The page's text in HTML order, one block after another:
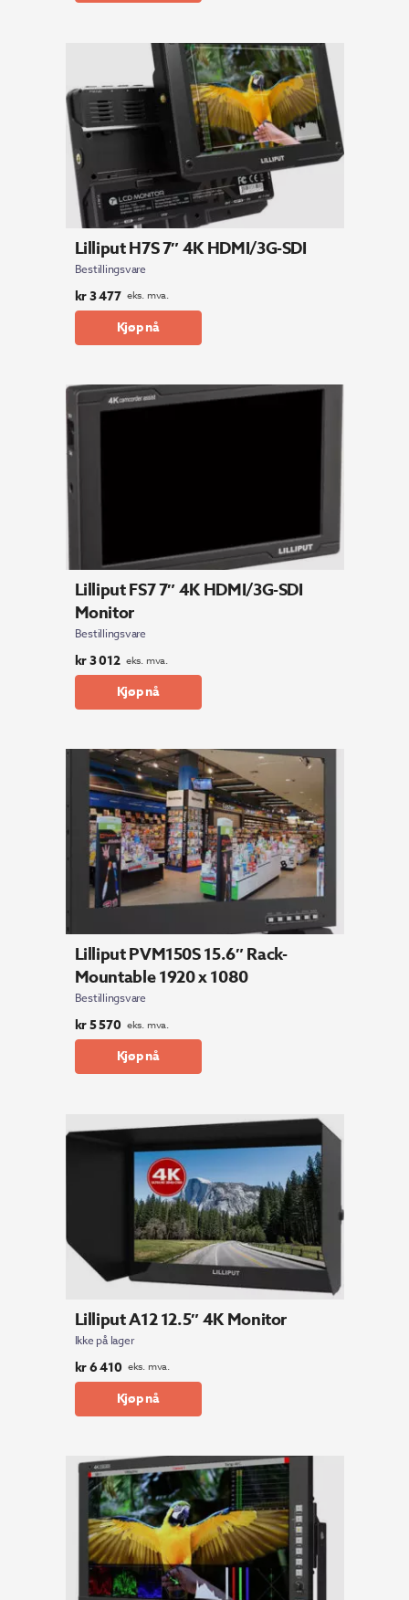
Lilliput H7S 7″ 4K HDMI/3G-SDI
Bestillingsvare
kr3 477 eks. mva.
Kjøp nå
Lilliput FS7 7″ 4K HDMI/3G-SDI
Monitor
Bestillingsvare
kr3 012 eks. mva.
Kjøp nå
Lilliput PVM150S 15.6″ Rack-
Mountable 1920 x 1080
Bestillingsvare
kr5 570 eks. mva.
Kjøp nå
Lilliput A12 12.5″ 4K Monitor
Ikke på lager
kr6 410 eks. mva.
Kjøp nå